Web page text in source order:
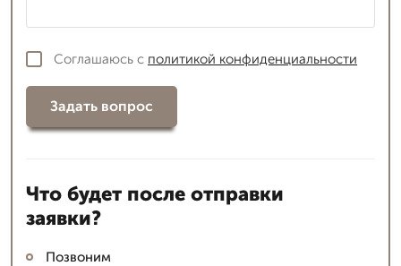
Соглашаюсь с политикой конфиденциальности
Задать вопрос
Что будет после отправки
заявки?
Позвоним